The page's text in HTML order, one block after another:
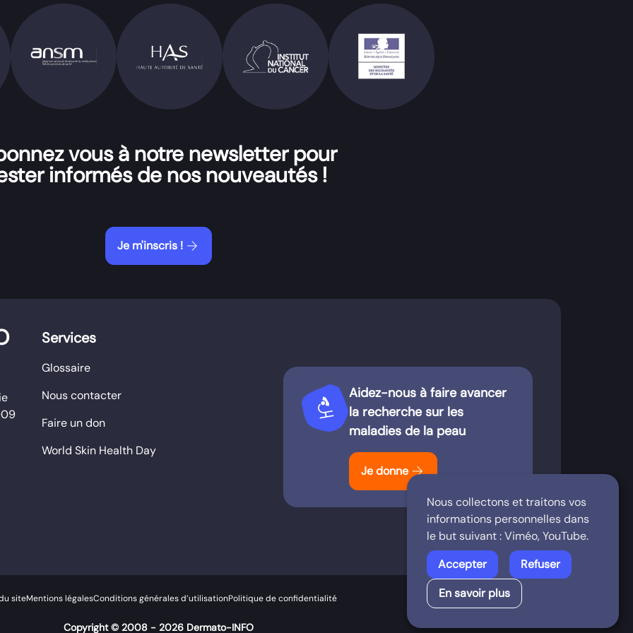
Nous collectons et traitons vos
informations personnelles dans
le but suivant :Viméo, YouTube.
Accepter
Refuser
En savoir plus
vous à notre newsletter pour
informés de nos nouveautés !
Je m'inscris ! arrow_forward
Services
Glossaire
Nous contacter
Faire un don
World Skin Health Day
biotech Aidez-nous à faire avancer
la recherche sur les
maladies de la peau
Je donne arrow_forward
siteMentions légalesConditions générales d’utilisationPolitique de confidentialité
Copyright © 2008 - 2026 Dermato-INFO